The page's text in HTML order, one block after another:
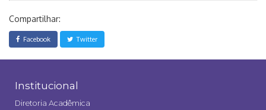
Compartilhar:
Facebook Twitter
Institucional
Diretoria Acadêmica